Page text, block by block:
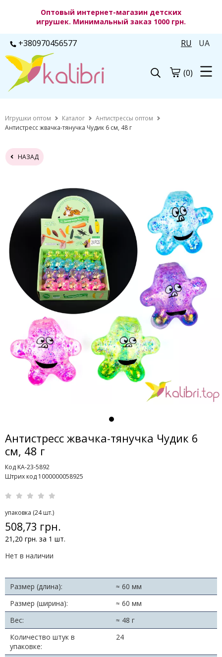
Оптовый интернет-магазин детских
игрушек. Минимальный заказ 1000 грн.
+380970456577 RU UA
(0)
Игрушки оптом Каталог
Антистрессы оптом
Антистресс жвачка-тянучка Чудик 6 см, 48 г
НАЗАД
Антистресс жвачка-тянучка Чудик 6
см, 48 г
Код KA-23-5892
Штрих код 1000000058925
упаковка (24 шт.)
508,73 грн.
21,20 грн. за 1 шт.
Нет в наличии
Размер (длина):
≈ 60 мм
Размер (ширина):
≈ 60 мм
Вес:
≈ 48 г
Количество штук в
упаковке:
24